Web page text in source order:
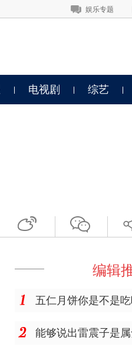
娱乐专题
电视剧 综艺
编辑
五仁月饼你是不是
的
能够说出雷震子是